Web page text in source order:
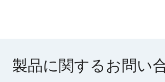
製品に関するお問い